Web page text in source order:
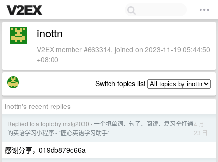
inottn
V2EX member #663314, joined on 2023-11-19 05:44:50
+08:00
Switch topics list
inottn's recent replies
Replied to a topic by mxlg2030 › 一个把单词、句子、阅读、复习全打通
的英语学习小程序 - “匠心英语学习助手”
4 月
23 日
感谢分享，019db879d66a